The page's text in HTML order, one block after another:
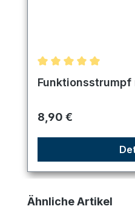
Durchschnittliche
Regulärer Preis:
8,90 €
Produktgalerie
Ähnliche Artikel